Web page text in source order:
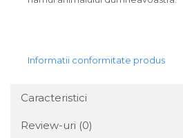
Informatii conformitate produs
Caracteristici
Review-uri (0)